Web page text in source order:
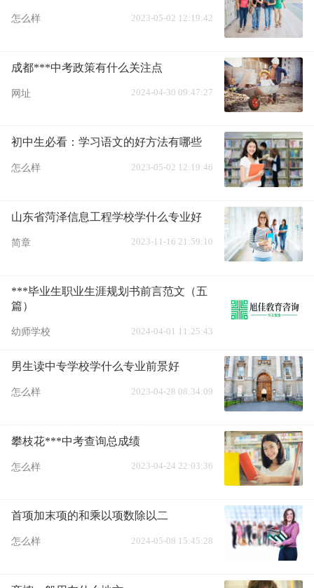
怎么样 2023-05-02 12:19:42
成都***中考政策有什么关注点
网址 2024-04-30 09:47:27
初中生必看：学习语文的好方法有哪些
怎么样 2023-05-02 12:19:46
山东省菏泽信息工程学校学什么专业好
简章 2023-11-16 21:59:10
***毕业生职业生涯规划书前言范文（五
篇）
幼师学校 2024-04-01 11:25:43
男生读中专学校学什么专业前景好
怎么样 2023-04-28 08:34:09
攀枝花***中考查询总成绩
怎么样 2023-04-24 22:03:36
首项加末项的和乘以项数除以二
怎么样 2024-05-08 15:45:28